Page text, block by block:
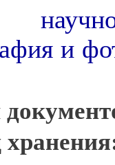
и